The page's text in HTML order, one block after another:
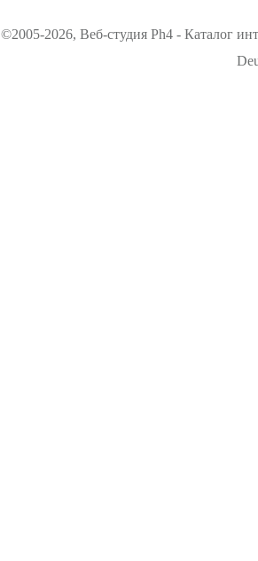
©2005-2026, Веб-студия Ph4 - Каталог